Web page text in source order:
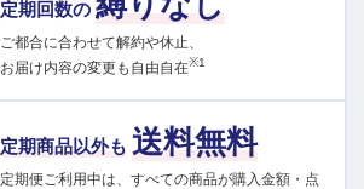
定期回数の
ご都合に合わせて解約や休止、
お届け内容の変更も自由自在※1
定期商品以外も 送料無料
定期便ご利用中は、すべての商品が購入金額・点